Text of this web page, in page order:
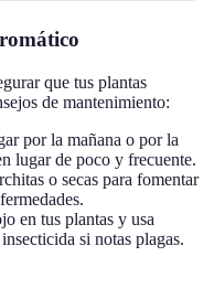
que tus plantas
de mantenimiento:
por la mañana o por la
lugar de poco y frecuente.
o secas para fomentar
en tus plantas y usa
si notas plagas.